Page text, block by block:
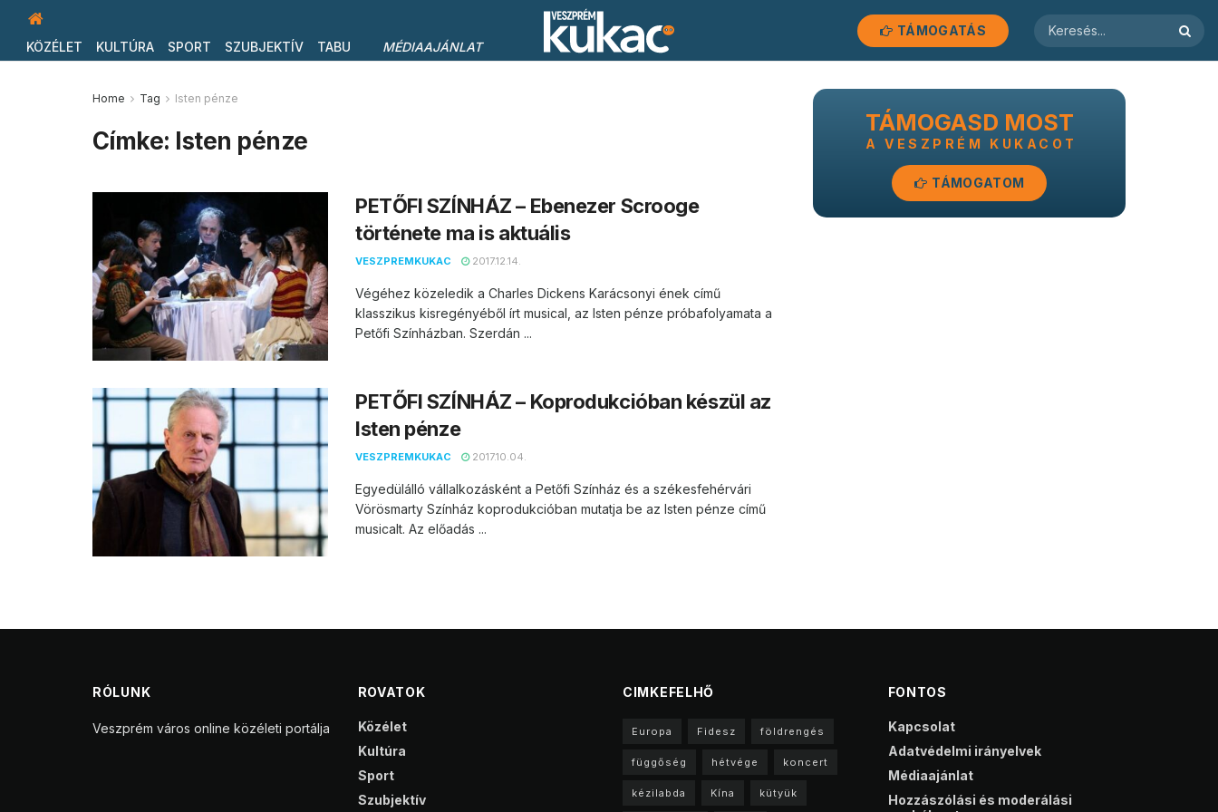
KÖZÉLET KULTÚRA SPORT SZUBJEKTÍV TABU MÉDIAAJÁNLAT
TÁMOGATÁS
Home Tag Isten pénze
Címke: Isten pénze
PETŐFI SZÍNHÁZ – Ebenezer Scrooge
története ma is aktuális
VESZPREMKUKAC 2017.12.14.
Végéhez közeledik a Charles Dickens Karácsonyi ének című
klasszikus kisregényéből írt musical, az Isten pénze próbafolyamata a
Petőfi Színházban. Szerdán ...
PETŐFI SZÍNHÁZ – Koprodukcióban készül az
Isten pénze
VESZPREMKUKAC 2017.10.04.
Egyedülálló vállalkozásként a Petőfi Színház és a székesfehérvári
Vörösmarty Színház koprodukcióban mutatja be az Isten pénze című
musicalt. Az előadás ...
TÁMOGASD MOST
A VESZPRÉM KUKACOT
TÁMOGATOM
RÓLUNK
Veszprém város online közéleti portálja
ROVATOK
Közélet
Kultúra
Sport
Szubjektív
CIMKEFELHŐ
Europa Fidesz földrengés
függőség hétvége koncert
kézilabda Kína kütyük
FONTOS
Kapcsolat
Adatvédelmi irányelvek
Médiaajánlat
Hozzászólási és moderálási